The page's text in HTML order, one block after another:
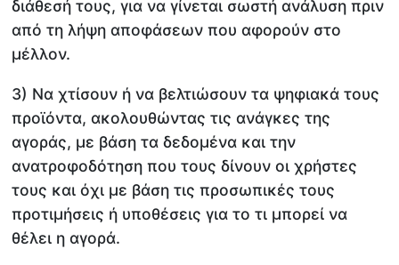
διάθεσή τους, για να γίνεται σωστή ανάλυση πριν
από τη λήψη αποφάσεων που αφορούν στο
μέλλον.
3) Να χτίσουν ή να βελτιώσουν τα ψηφιακά τους
προϊόντα, ακολουθώντας τις ανάγκες της
αγοράς, με βάση τα δεδομένα και την
ανατροφοδότηση που τους δίνουν οι χρήστες
τους και όχι με βάση τις προσωπικές τους
προτιμήσεις ή υποθέσεις για το τι μπορεί να
θέλει η αγορά.